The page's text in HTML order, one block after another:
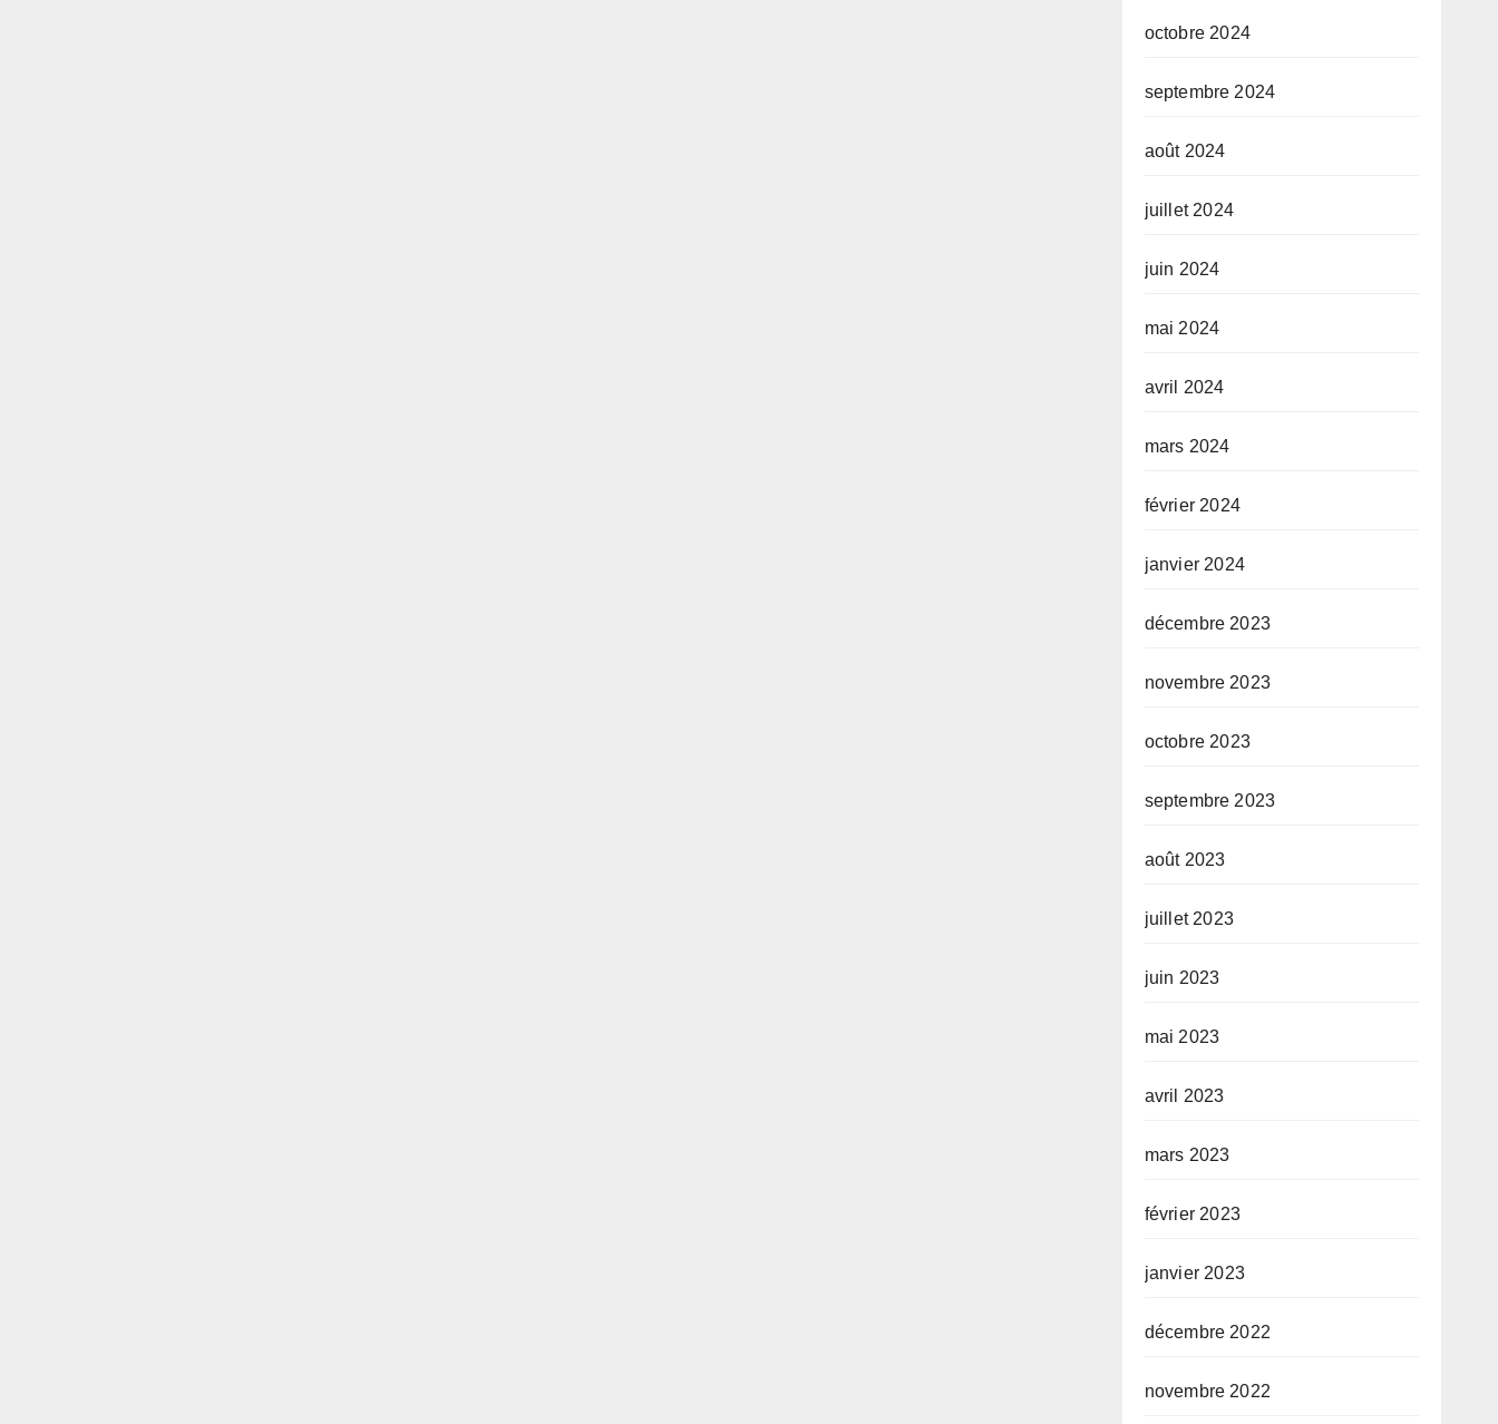
octobre 2024
septembre 2024
août 2024
juillet 2024
juin 2024
mai 2024
avril 2024
mars 2024
février 2024
janvier 2024
décembre 2023
novembre 2023
octobre 2023
septembre 2023
août 2023
juillet 2023
juin 2023
mai 2023
avril 2023
mars 2023
février 2023
janvier 2023
décembre 2022
novembre 2022